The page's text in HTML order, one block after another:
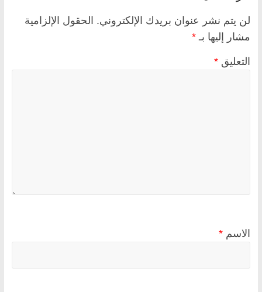
لن يتم نشر عنوان بريدك الإلكتروني. الحقول الإلزامية
مشار إليها بـ *
التعليق *
الاسم *